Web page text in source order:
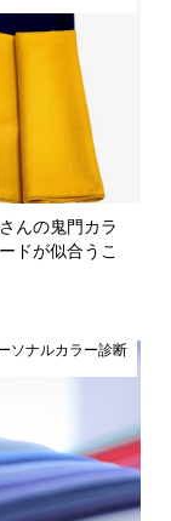
んの鬼門カラ
ドが似合うこ
ソナルカラー診断